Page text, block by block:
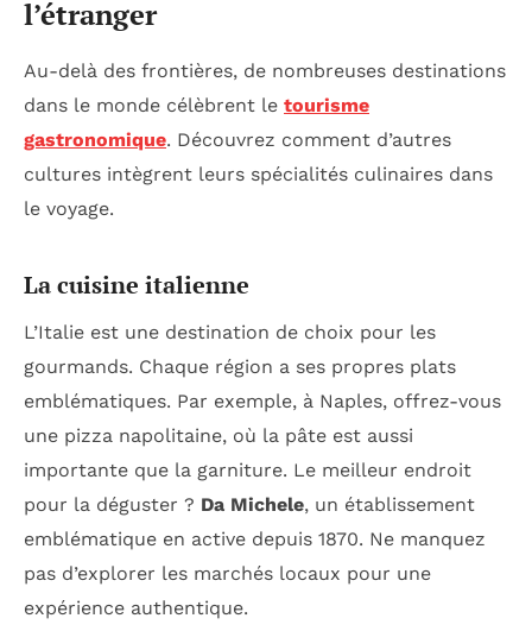
l’étranger
Au-delà des frontières, de nombreuses destinations
dans le monde célèbrent le tourisme
gastronomique. Découvrez comment d’autres
cultures intègrent leurs spécialités culinaires dans
le voyage.
La cuisine italienne
L’Italie est une destination de choix pour les
gourmands. Chaque région a ses propres plats
emblématiques. Par exemple, à Naples, offrez-vous
une pizza napolitaine, où la pâte est aussi
importante que la garniture. Le meilleur endroit
pour la déguster ? Da Michele, un établissement
emblématique en active depuis 1870. Ne manquez
pas d’explorer les marchés locaux pour une
expérience authentique.